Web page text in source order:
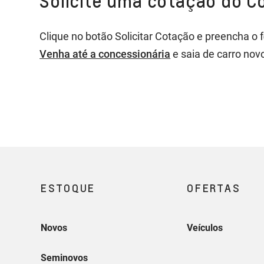
A substituição será realizada por meio de
aprovação prévia do Consórcio Nacional
Clique no botão Solicitar Cotação e preencha
Venha até a concessionária e saia de carro